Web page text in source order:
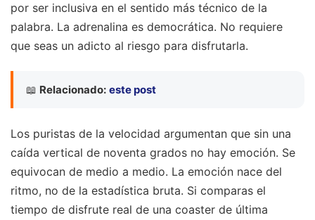
por ser inclusiva en el sentido más técnico de la
palabra. La adrenalina es democrática. No requiere
que seas un adicto al riesgo para disfrutarla.
📖 Relacionado: este post
Los puristas de la velocidad argumentan que sin una
caída vertical de noventa grados no hay emoción. Se
equivocan de medio a medio. La emoción nace del
ritmo, no de la estadística bruta. Si comparas el
tiempo de disfrute real de una coaster de última